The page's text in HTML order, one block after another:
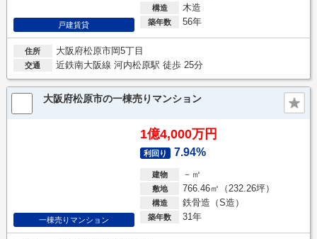
戸建賃貸
構造 木造
築年数 56年
住所 大阪府松原市岡5丁目
交通 近鉄南大阪線 河内松原駅 徒歩 25分
大阪府松原市の一棟売りマンション
一棟売りマンション
1億4,000万円
利回り 7.94%
建物 －㎡
敷地 766.46㎡（232.26坪）
構造 鉄骨造（S造）
築年数 31年